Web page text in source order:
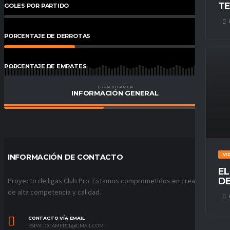
GOLES POR PARTIDO 0%
PORCENTAJE DE DERROTAS
PORCENTAJE DE EMPATES
PORCENTAJE DE VICTORIAS
ESPACIO GAMER
INFORMACIÓN GENERAL
INFORMACIÓN DE CONTACTO
Proyecto de ligas Club Pro. Estamos comprometidos en crear ligas
de alta competencia y calidad.
CONTACTO VÍA EMAIL
ESPACIOGAMERCL@GMAIL.COM